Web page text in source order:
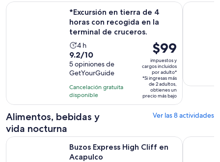
*Excursión en tierra de 4
horas con recogida en la
terminal de cruceros.
La
actividad
dura
4
horas
4 h
9.2
de
10
con
5
opiniones
9.2/10
5 opiniones de
GetYourGuide
Cancelación gratuita
disponible
El
precio
es
de
$99.
por
adulto*
$99
impuestos y
cargos incluidos
por adulto*
*Si ingresas más
de 2 adultos,
obtienes un
precio más bajo
*Excursión en tierra de 4 horas con recogida en la terminal
Wrestling
Alimentos, bebidas y
vida nocturna
Ver las 8 actividades
Buzos Express High Cliff en
Acapulco
Buzos Express High Cliff en Acapulco Se abrirá en una